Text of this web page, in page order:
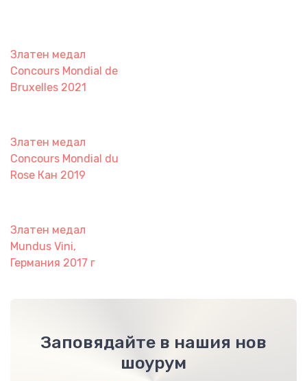
Златен медал
Concours Mondial de
Bruxelles 2021
Златен медал
Concours Mondial du
Rose Кан 2019
Златен медал
Mundus Vini,
Германия 2017 г
Заповядайте в нашия нов
шоурум